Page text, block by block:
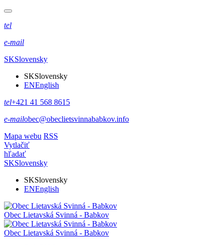
tel
e-mail
SKSlovensky
SKSlovensky
ENEnglish
tel+421 41 568 8615
e-mailobec@obeclietsvinnababkov.info
Mapa webu RSS
Vytlačiť
hľadať
SKSlovensky
SKSlovensky
ENEnglish
Obec Lietavská Svinná - Babkov
Obec Lietavská Svinná - Babkov